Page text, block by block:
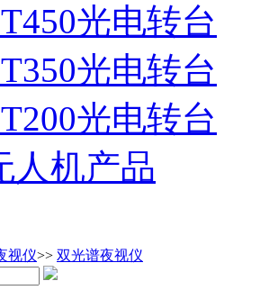
光电转台
光电转台
光电转台
人机产品
视仪>> 双光谱夜视仪